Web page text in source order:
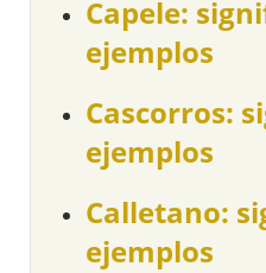
Capele:
ejemplos
Cascorros:
ejemplos
Calletano:
ejemplos